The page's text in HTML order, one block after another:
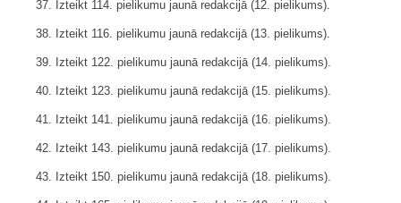
37. Izteikt 114. pielikumu jaunā redakcijā (12. pielikums).
38. Izteikt 116. pielikumu jaunā redakcijā (13. pielikums).
39. Izteikt 122. pielikumu jaunā redakcijā (14. pielikums).
40. Izteikt 123. pielikumu jaunā redakcijā (15. pielikums).
41. Izteikt 141. pielikumu jaunā redakcijā (16. pielikums).
42. Izteikt 143. pielikumu jaunā redakcijā (17. pielikums).
43. Izteikt 150. pielikumu jaunā redakcijā (18. pielikums).